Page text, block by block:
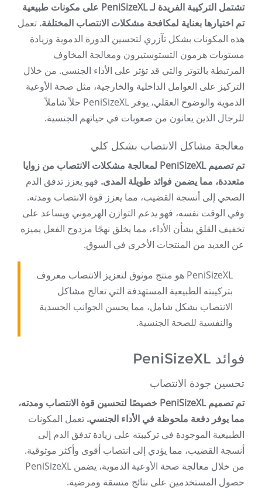
تشتمل التركيبة الفريدة لـ PeniSizeXL على مكونات طبيعية
تم اختيارها بعناية لمكافحة مشكلات الانتصاب المختلفة. تعمل
هذه المكونات بشكل تآزري لتحسين الدورة الدموية وزيادة
مستويات هرمون التستوستيرون ومعالجة المخاوف
المرتبطة بالتوتر والتي قد تؤثر على الأداء الجنسي. من خلال
التركيز على العوامل الداخلية والخارجية، مثل صحة الأوعية
الدموية والوضوح العقلي، يوفر PeniSizeXL حلاً شاملاً
للرجال الذين يعانون من صعوبات في حياتهم الجنسية.
معالجة مشاكل الانتصاب بشكل كلي
تم تصميم PeniSizeXL لمعالجة مشكلات الانتصاب من زوايا
متعددة، مما يضمن فوائد طويلة المدى. فهو يعزز تدفق الدم
الصحي إلى أنسجة القضيب، مما يعزز قوة الانتصاب ومدته.
وفي الوقت نفسه، فهو يدعم التوازن الهرموني ويساعد على
تخفيف القلق بشأن الأداء، مما يخلق نهجًا مزدوج الفعل يميزه
عن العديد من المنتجات الأخرى في السوق.
PeniSizeXL هو منتج موثوق لتعزيز الانتصاب معروف
بتركيبته الطبيعية المستهدفة التي تعالج مشاكل
الانتصاب بشكل شامل، مما يحسن الجوانب الجسدية
والنفسية للصحة الجنسية.
فوائد PeniSizeXL
تحسين جودة الانتصاب
تم تصميم PeniSizeXL خصيصًا لتحسين قوة الانتصاب ومدته،
مما يوفر دفعة ملحوظة في الأداء الجنسي. تعمل المكونات
الطبيعية الموجودة في تركيبته على زيادة تدفق الدم إلى
أنسجة القضيب، مما يؤدي إلى انتصاب أقوى وأكثر موثوقية.
من خلال معالجة صحة الأوعية الدموية، يضمن PeniSizeXL
حصول المستخدمين على نتائج متسقة ومرضية.